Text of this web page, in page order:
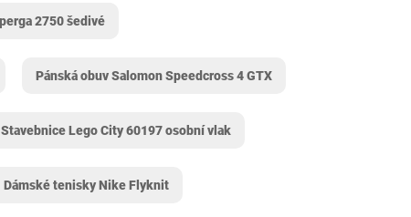
2750 šedivé
Pánská obuv Salomon Speedcross 4 GTX
Stavebnice Lego City 60197 osobní vlak
Dámské tenisky Nike Flyknit